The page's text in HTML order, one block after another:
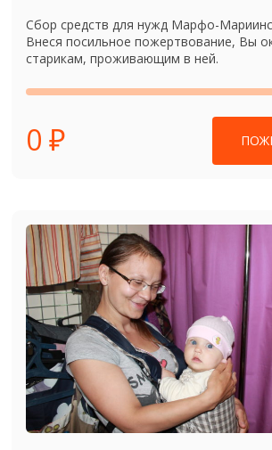
Сбор средств для нужд Марфо-
Внеся посильное пожертвование, Вы
старикам, проживающим в ней.
0 ₽